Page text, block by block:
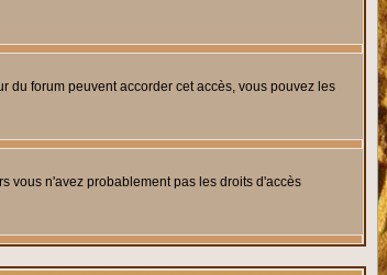
du forum peuvent accorder cet accès, vous pouvez les
vous n'avez probablement pas les droits d'accès